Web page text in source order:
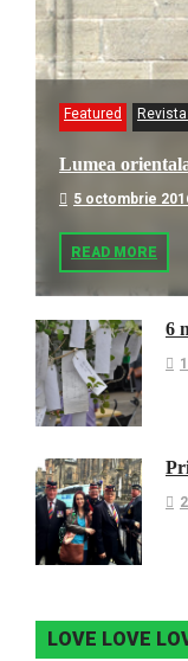
Featured
Lumea
5 octombrie
READ MORE
6
LOVE LOVE